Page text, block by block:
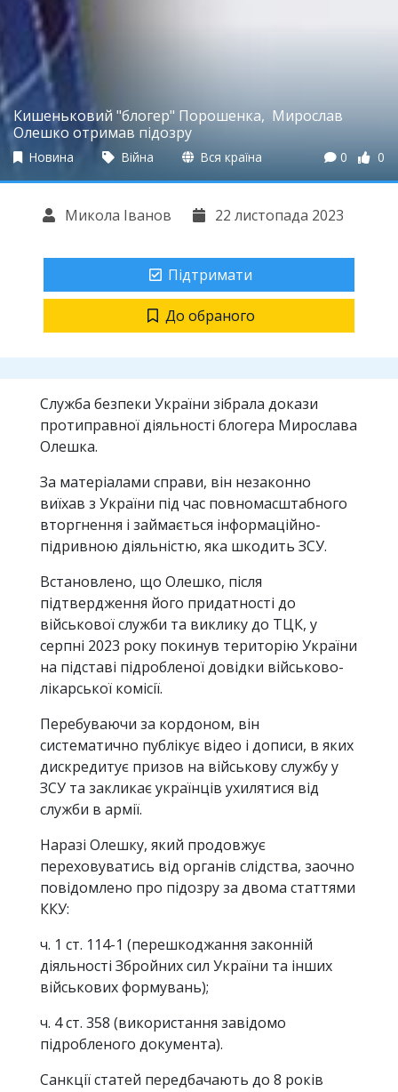
Кишеньковий "блогер" Порошенка, Мирослав
Олешко отримав підозру
Новина Війна Вся країна 0 0
Микола Іванов 22 листопада 2023
Підтримати
До обраного
Служба безпеки України зібрала докази
протиправної діяльності блогера Мирослава
Олешка.
За матеріалами справи, він незаконно
виїхав з України під час повномасштабного
вторгнення і займається інформаційно-
підривною діяльністю, яка шкодить ЗСУ.
Встановлено, що Олешко, після
підтвердження його придатності до
військової служби та виклику до ТЦК, у
серпні 2023 року покинув територію України
на підставі підробленої довідки військово-
лікарської комісії.
Перебуваючи за кордоном, він
систематично публікує відео і дописи, в яких
дискредитує призов на військову службу у
ЗСУ та закликає українців ухилятися від
служби в армії.
Наразі Олешку, який продовжує
переховуватись від органів слідства, заочно
повідомлено про підозру за двома статтями
ККУ:
ч. 1 ст. 114-1 (перешкоджання законній
діяльності Збройних сил України та інших
військових формувань);
ч. 4 ст. 358 (використання завідомо
підробленого документа).
Санкції статей передбачають до 8 років